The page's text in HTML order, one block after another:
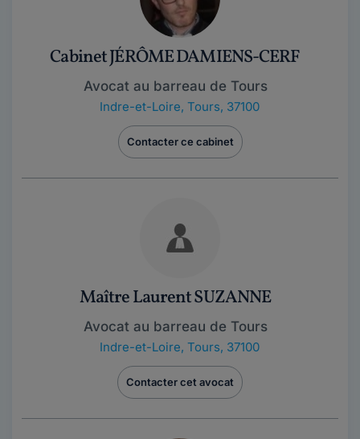
Cabinet JÉRÔME DAMIENS-CERF
Avocat au barreau de Tours
Indre-et-Loire, Tours, 37100
Contacter ce cabinet
Maître Laurent SUZANNE
Avocat au barreau de Tours
Indre-et-Loire, Tours, 37100
Contacter cet avocat